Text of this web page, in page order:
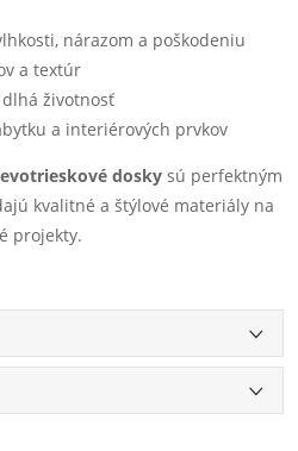
nárazom a poškodeniu
a textúr
životnosť
a interiérových prvkov
dosky sú perfektným
kvalitné a štýlové materiály na
projekty.